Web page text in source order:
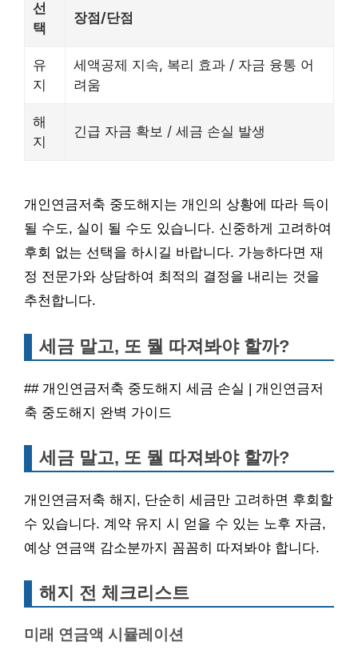
선
택
장점/단점
유
지
세액공제 지속, 복리 효과 / 자금 융통 어
려움
해
지
긴급 자금 확보 / 세금 손실 발생
개인연금저축 중도해지는 개인의 상황에 따라 득이
될 수도, 실이 될 수도 있습니다. 신중하게 고려하여
후회 없는 선택을 하시길 바랍니다. 가능하다면 재
정 전문가와 상담하여 최적의 결정을 내리는 것을
추천합니다.
세금 말고, 또 뭘 따져봐야 할까?
## 개인연금저축 중도해지 세금 손실 | 개인연금저
축 중도해지 완벽 가이드
세금 말고, 또 뭘 따져봐야 할까?
개인연금저축 해지, 단순히 세금만 고려하면 후회할
수 있습니다. 계약 유지 시 얻을 수 있는 노후 자금,
예상 연금액 감소분까지 꼼꼼히 따져봐야 합니다.
해지 전 체크리스트
미래 연금액 시뮬레이션